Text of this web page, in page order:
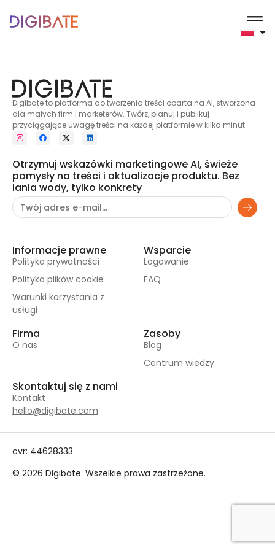
5
Digibate to platforma do tworzenia treści oparta na AI, stworzona
dla małych firm i marketerów. Twórz, planuj i publikuj
przyciągające uwagę treści na każdej platformie w kilka minut.
Otrzymuj wskazówki marketingowe AI, świeże
pomysły na treści i aktualizacje produktu. Bez
lania wody, tylko konkrety
Informacje prawne
Polityka prywatności
Polityka plików cookie
Warunki korzystania z
usługi
Wsparcie
Logowanie
FAQ
Firma
O nas
Zasoby
Blog
Centrum wiedzy
Skontaktuj się z nami
Kontakt
hello@digibate.com
cvr: 44628333
© 2026 Digibate. Wszelkie prawa zastrzeżone.